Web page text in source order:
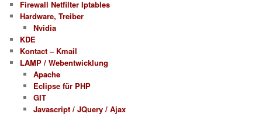
Firewall Netfilter Iptables
Hardware, Treiber
Nvidia
KDE
Kontact – Kmail
LAMP / Webentwicklung
Apache
Eclipse für PHP
GIT
Javascript / JQuery / Ajax